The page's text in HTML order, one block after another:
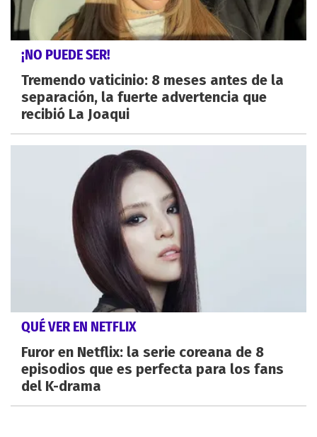
¡NO PUEDE SER!
Tremendo vaticinio: 8 meses antes de la
separación, la fuerte advertencia que
recibió La Joaqui
QUÉ VER EN NETFLIX
Furor en Netflix: la serie coreana de 8
episodios que es perfecta para los fans
del K-drama